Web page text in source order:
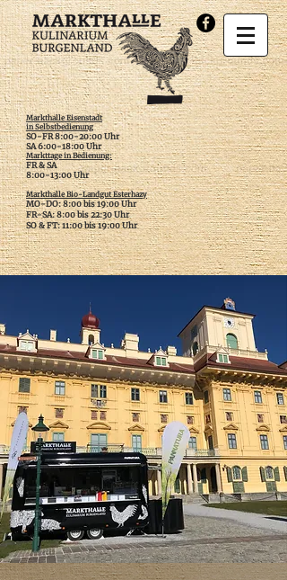
Markthalle Eisenstadt
in Selbstbedienung
SO-FR 8:00-20:00 Uhr
SA 6:00-18:00 Uhr
Markttage in Bedienung:
FR & SA
​8:00-13:00 Uhr
Markthalle Bio-Landgut Esterhazy
MO-DO: 8:00 bis 19:00 Uhr
FR-SA: 8:00 bis 22:30 Uhr
SO & FT: 11:00 bis 19:00 Uhr